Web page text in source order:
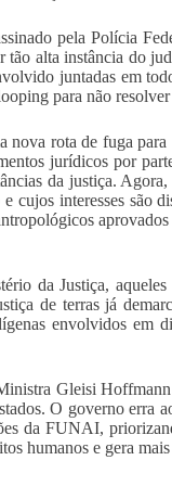
pela Polícia
tão alta instância do
juntadas em
para não
rota de fuga
jurídicos por
da justiça.
cujos interesses são
da Justiça,
de terras já
envolvidos em
Gleisi
O governo erra
da FUNAI,
humanos e gera